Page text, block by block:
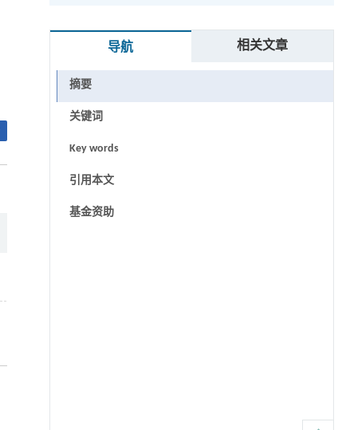
导航 相关文章
摘要
关键词
Key words
引用本文
基金资助